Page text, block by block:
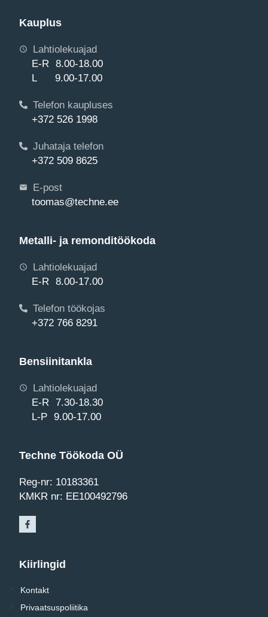
Kauplus
Lahtiolekuajad
E-R 8.00-18.00
L 9.00-17.00
Telefon kaupluses
+372 526 1998
Juhataja telefon
+372 509 8625
E-post
toomas@techne.ee
Metalli- ja remonditöökoda
Lahtiolekuajad
E-R 8.00-17.00
Telefon töökojas
+372 766 8291
Bensiinitankla
Lahtiolekuajad
E-R 7.30-18.30
L-P 9.00-17.00
Techne Töökoda OÜ
Reg-nr: 10183361
KMKR nr: EE100492796
Kiirlingid
Kontakt
Privaatsuspoliitika